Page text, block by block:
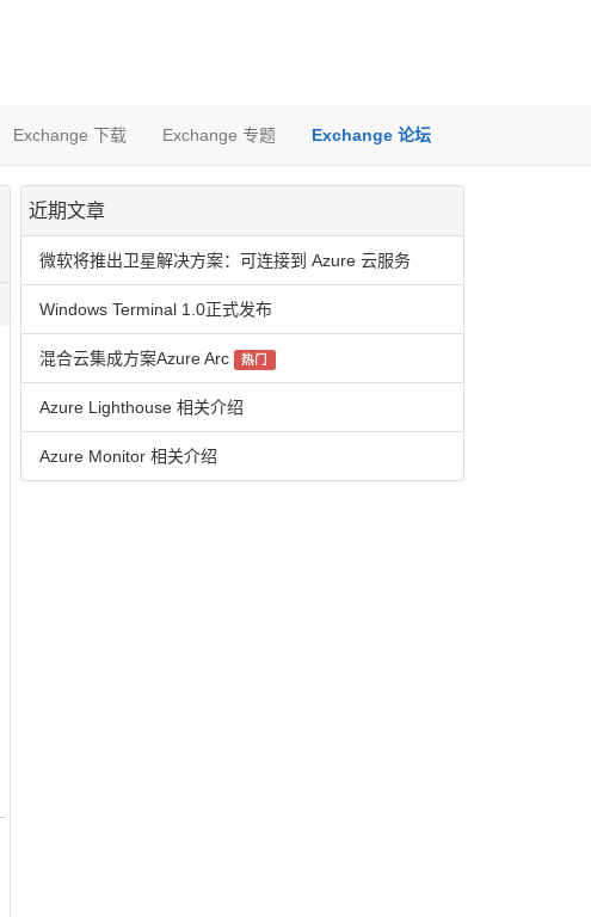
Exchange 下载 Exchange 专题 Exchange 论坛
近期文章
微软将推出卫星解决方案：可连接到 Azure 云服务
Windows Terminal 1.0正式发布
混合云集成方案Azure Arc 热门
Azure Lighthouse 相关介绍
Azure Monitor 相关介绍